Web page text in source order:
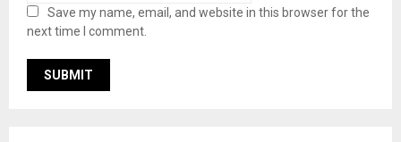
Save my name, email, and website in this browser for the
next time I comment.